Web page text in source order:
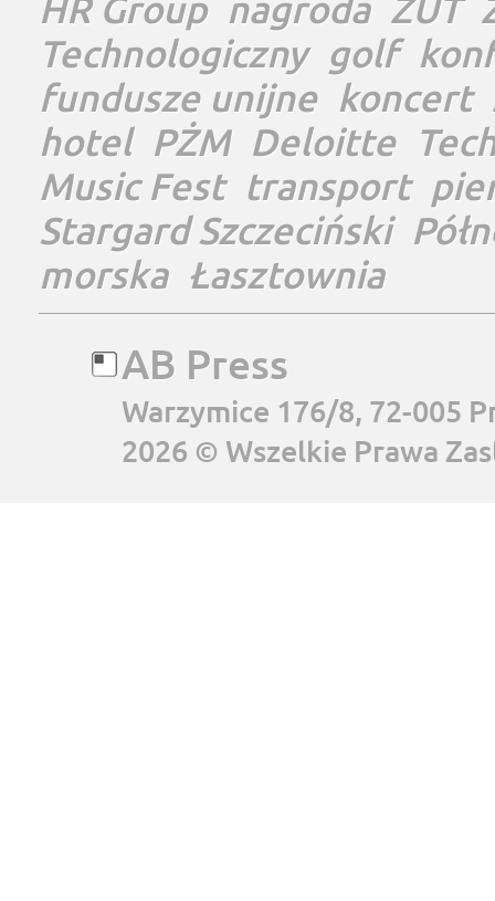
Technologiczny golf
fundusze unijne koncert
hotel PŻM Deloitte
Music Fest transport
Stargard Szczeciński
morska Łasztownia
AB Press
Warzymice 176/8, 72-005
2026 © Wszelkie Prawa